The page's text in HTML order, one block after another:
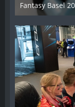
Fantasy Basel
21. Mai